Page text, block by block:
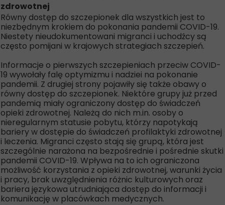
zdrowotnej
Równy dostęp do szczepionek dla wszystkich jest to
niezbędnym krokiem do pokonania pandemii COVID-19.
Niestety nieudokumentowani migranci i uchodźcy są
często pomijani w krajowych strategiach szczepień.
Informacje o pierwszych szczepieniach przeciw COVID-
19 wywołały falę optymizmu i nadziei na pokonanie
pandemii. Z drugiej strony pojawiły się także obawy o
równy dostęp do szczepionek. Niektóre grupy już przed
pandemią miały ograniczony dostęp do świadczeń
opieki zdrowotnej. Należą do nich m.in. osoby o
nieregularnym statusie pobytu, którzy napotykają
bariery w dostępie do świadczeń profilaktyki zdrowotnej
i leczenia. Migranci często stają się grupą, która jest
szczególnie narażona na bezpośrednie i pośrednie skutki
pandemii COVID-19. Wpływa na to ich ograniczona
możliwość korzystania z opieki zdrowotnej, warunki życia
i pracy, brak uwzględnienia różnic kulturowych oraz
bariera językowa utrudniająca dostęp do informacji i
komunikację w placówkach medycznych.